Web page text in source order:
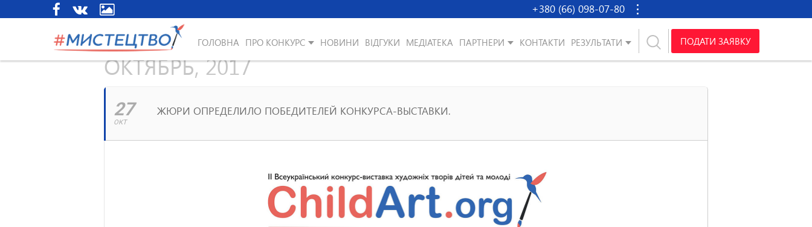
+380 (66) 098-07-80
ГОЛОВНА ПРО КОНКУРС НОВИНИ ВІДГУКИ МЕДІАТЕКА ПАРТНЕРИ КОНТАКТИ РЕЗУЛЬТАТИ ПОДАТИ ЗАЯВКУ
ОКТЯБРЬ, 2017
27
ОКТ
ЖЮРИ ОПРЕДЕЛИЛО ПОБЕДИТЕЛЕЙ КОНКУРСА-ВЫСТАВКИ.